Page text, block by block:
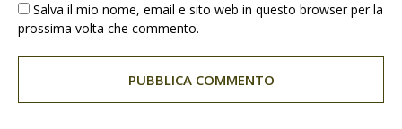
Salva il mio nome, email e sito web in questo browser per la
prossima volta che commento.